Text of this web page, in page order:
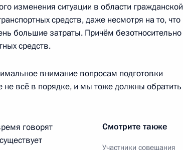
в ряде федеральных
Королеву Дании Маргрете II
изменения ситуации в области гражданской
средств, даже несмотря на то, что
большие затраты. Причём безотносительно
средств.
внимание вопросам подготовки
не всё в порядке, и мы тоже должны обратить
Смотрите также
Участники совещания
говорят